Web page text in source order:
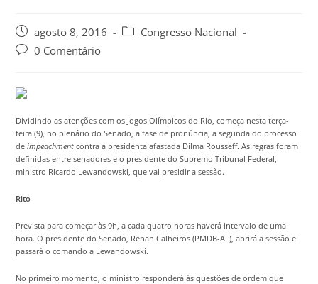
agosto 8, 2016
Congresso Nacional
0 Comentário
Dividindo as atenções com os Jogos Olímpicos do Rio, começa nesta terça-
feira (9), no plenário do Senado, a fase de pronúncia, a segunda do processo
deimpeachment contra a presidenta afastada Dilma Rousseff. As regras foram
definidas entre senadores e o presidente do Supremo Tribunal Federal,
ministro Ricardo Lewandowski, que vai presidir a sessão.
Rito
Prevista para começar às 9h, a cada quatro horas haverá intervalo de uma
hora. O presidente do Senado, Renan Calheiros (PMDB-AL), abrirá a sessão e
passará o comando a Lewandowski.
No primeiro momento, o ministro responderá às questões de ordem que